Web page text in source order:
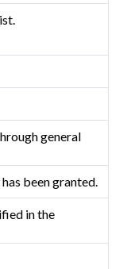
general
been granted.
in the